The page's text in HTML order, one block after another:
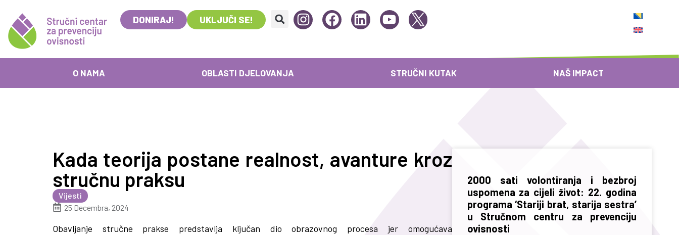
DONIRAJ! UKLJUČI SE!
O NAMA OBLASTI DJELOVANJA STRUČNI KUTAK NAŠ IMPACT
Kada teorija postane realnost, avanture kroz
stručnu praksu
Vijesti
25 Decembra, 2024
Obavljanje stručne prakse predstavlja ključan dio obrazovnog procesa jer omogućava
2000 sati volontiranja i bezbroj
uspomena za cijeli život: 22. godina
programa ‘Stariji brat, starija sestra’
u Stručnom centru za prevenciju
ovisnosti